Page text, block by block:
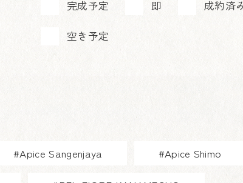
完成予定 即
成約済
空き予定
#Apice Sangenjaya #Apice Shimo